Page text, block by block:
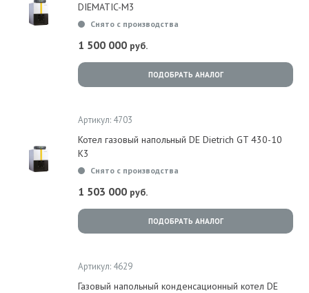
DIEMATIC-M3
Снято с производства
1 500 000 руб.
ПОДОБРАТЬ АНАЛОГ
Артикул: 4703
Котел газовый напольный DE Dietrich GT 430-10
K3
Снято с производства
1 503 000 руб.
ПОДОБРАТЬ АНАЛОГ
Артикул: 4629
Газовый напольный конденсационный котел DE